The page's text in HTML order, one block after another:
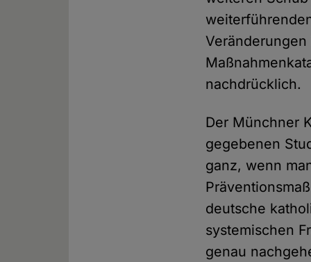
nachdrücklich.
Der Münchner
gegebenen
ganz, wenn
deutsche
systemischen
genau